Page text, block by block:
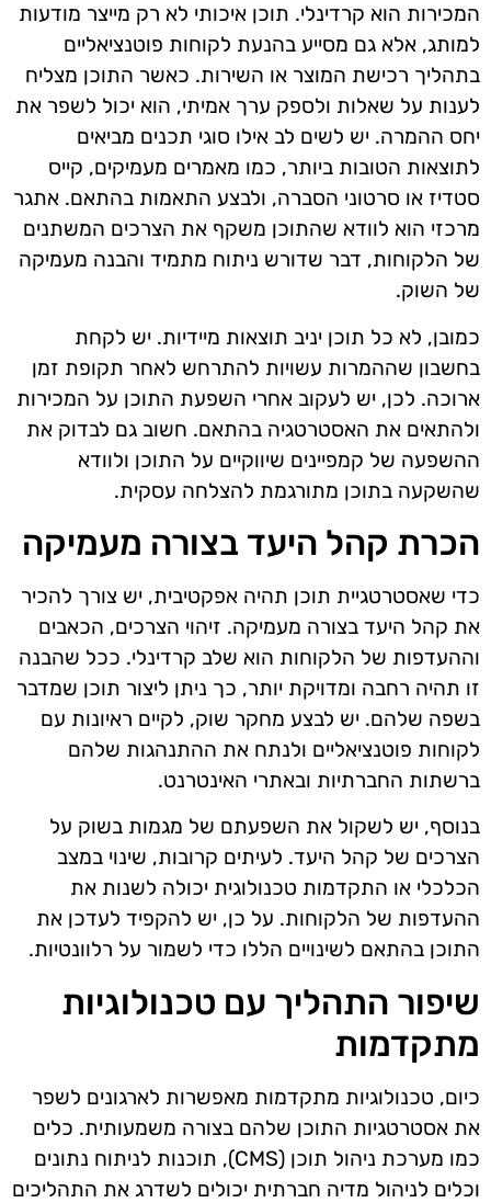
המכירות הוא קרדינלי. תוכן איכותי לא רק מייצר מודעות
למותג, אלא גם מסייע בהנעת לקוחות פוטנציאליים
בתהליך רכישת המוצר או השירות. כאשר התוכן מצליח
לענות על שאלות ולספק ערך אמיתי, הוא יכול לשפר את
יחס ההמרה. יש לשים לב אילו סוגי תכנים מביאים
לתוצאות הטובות ביותר, כמו מאמרים מעמיקים, קייס
סטדיז או סרטוני הסברה, ולבצע התאמות בהתאם. אתגר
מרכזי הוא לוודא שהתוכן משקף את הצרכים המשתנים
של הלקוחות, דבר שדורש ניתוח מתמיד והבנה מעמיקה
של השוק.
כמובן, לא כל תוכן יניב תוצאות מיידיות. יש לקחת
בחשבון שההמרות עשויות להתרחש לאחר תקופת זמן
ארוכה. לכן, יש לעקוב אחרי השפעת התוכן על המכירות
ולהתאים את האסטרטגיה בהתאם. חשוב גם לבדוק את
ההשפעה של קמפיינים שיווקיים על התוכן ולוודא
שהשקעה בתוכן מתורגמת להצלחה עסקית.
הכרת קהל היעד בצורה מעמיקה
כדי שאסטרטגיית תוכן תהיה אפקטיבית, יש צורך להכיר
את קהל היעד בצורה מעמיקה. זיהוי הצרכים, הכאבים
וההעדפות של הלקוחות הוא שלב קרדינלי. ככל שהבנה
זו תהיה רחבה ומדויקת יותר, כך ניתן ליצור תוכן שמדבר
בשפה שלהם. יש לבצע מחקר שוק, לקיים ראיונות עם
לקוחות פוטנציאליים ולנתח את ההתנהגות שלהם
ברשתות החברתיות ובאתרי האינטרנט.
בנוסף, יש לשקול את השפעתם של מגמות בשוק על
הצרכים של קהל היעד. לעיתים קרובות, שינוי במצב
הכלכלי או התקדמות טכנולוגית יכולה לשנות את
ההעדפות של הלקוחות. על כן, יש להקפיד לעדכן את
התוכן בהתאם לשינויים הללו כדי לשמור על רלוונטיות.
שיפור התהליך עם טכנולוגיות
מתקדמות
כיום, טכנולוגיות מתקדמות מאפשרות לארגונים לשפר
את אסטרטגיות התוכן שלהם בצורה משמעותית. כלים
כמו מערכת ניהול תוכן (CMS), תוכנות לניתוח נתונים
וכלים לניהול מדיה חברתית יכולים לשדרג את התהליכים